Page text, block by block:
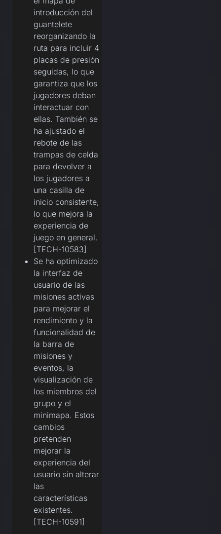
introducción del
guantelete
reorganizando la
ruta para incluir 4
placas de presión
seguidas, lo que
garantiza que los
jugadores deban
interactuar con
ellas. También se
ha ajustado el
rebote de las
trampas de celda
para devolver a
los jugadores a
una casilla de
inicio consistente,
lo que mejora la
experiencia de
juego en general.
[TECH-10583]
Se ha optimizado
la interfaz de
usuario de las
misiones activas
para mejorar el
rendimiento y la
funcionalidad de
la barra de
misiones y
eventos, la
visualización de
los miembros del
grupo y el
minimapa. Estos
cambios
pretenden
mejorar la
experiencia del
usuario sin alterar
las
características
existentes.
[TECH-10591]